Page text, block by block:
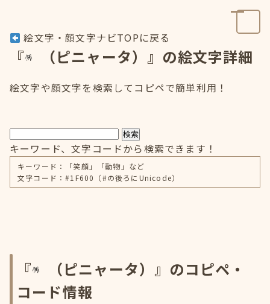
絵文字・顔文字ナビTOPに戻る
『 （ピニャータ）』の絵文字詳細
絵文字や顔文字を検索してコピペで簡単利用！
検索
キーワード、文字コードから検索できます！
キーワード：「笑顔」「動物」など
文字コード：#1F600（#の後ろにUnicode）
『
（ピニャータ）』のコピペ・
コード情報